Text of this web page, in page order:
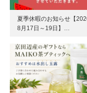
夏季休暇のお知らせ【
8月17日～19日】…